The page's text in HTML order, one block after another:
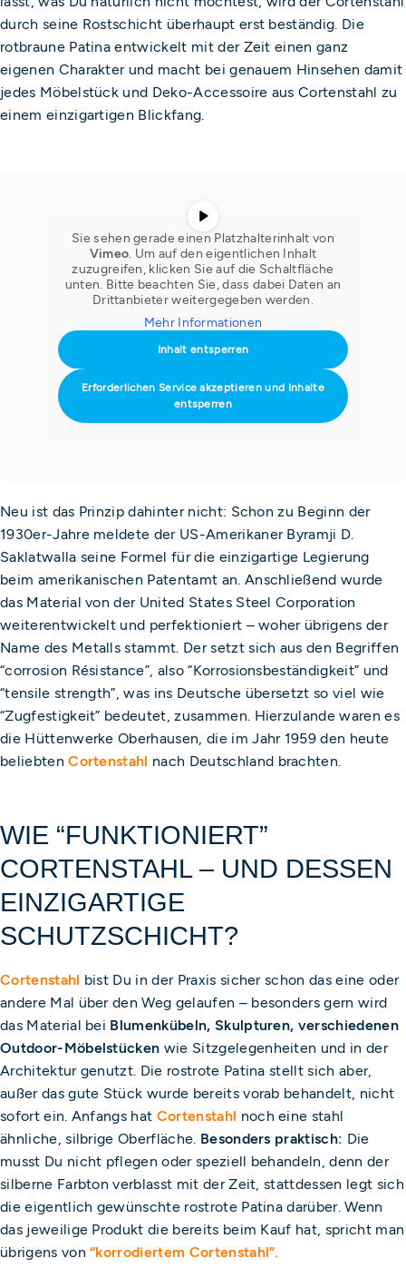
durch seine Rostschicht überhaupt erst beständig. Die
rotbraune Patina entwickelt mit der Zeit einen ganz
eigenen Charakter und macht bei genauem Hinsehen damit
jedes Möbelstück und Deko-Accessoire aus Cortenstahl zu
einem einzigartigen Blickfang.
Sie sehen gerade einen Platzhalterinhalt von
Vimeo. Um auf den eigentlichen Inhalt
zuzugreifen, klicken Sie auf die Schaltfläche
unten. Bitte beachten Sie, dass dabei Daten an
Drittanbieter weitergegeben werden.
Mehr Informationen
Inhalt entsperren
Erforderlichen Service akzeptieren und Inhalte
entsperren
Neu ist das Prinzip dahinter nicht: Schon zu Beginn der
1930er-Jahre meldete der US-Amerikaner Byramji D.
Saklatwalla seine Formel für die einzigartige Legierung
beim amerikanischen Patentamt an. Anschließend wurde
das Material von der United States Steel Corporation
weiterentwickelt und perfektioniert – woher übrigens der
Name des Metalls stammt. Der setzt sich aus den Begriffen
“corrosion Résistance”, also “Korrosionsbeständigkeit” und
“tensile strength”, was ins Deutsche übersetzt so viel wie
“Zugfestigkeit” bedeutet, zusammen. Hierzulande waren es
die Hüttenwerke Oberhausen, die im Jahr 1959 den heute
beliebtenCortenstahl nach Deutschland brachten.
WIE “FUNKTIONIERT”
CORTENSTAHL – UND DESSEN
EINZIGARTIGE
SCHUTZSCHICHT?
Cortenstahl bist Du in der Praxis sicher schon das eine oder
andere Mal über den Weg gelaufen – besonders gern wird
das Material bei Blumenkübeln, Skulpturen, verschiedenen
Outdoor-Möbelstücken wie Sitzgelegenheiten und in der
Architektur genutzt. Die rostrote Patina stellt sich aber,
außer das gute Stück wurde bereits vorab behandelt, nicht
sofort ein. Anfangs hat Cortenstahl noch eine stahl
ähnliche, silbrige Oberfläche. Besonders praktisch: Die
musst Du nicht pflegen oder speziell behandeln, denn der
silberne Farbton verblasst mit der Zeit, stattdessen legt sich
die eigentlich gewünschte rostrote Patina darüber. Wenn
das jeweilige Produkt die bereits beim Kauf hat, spricht man
übrigens von “korrodiertem Cortenstahl”.